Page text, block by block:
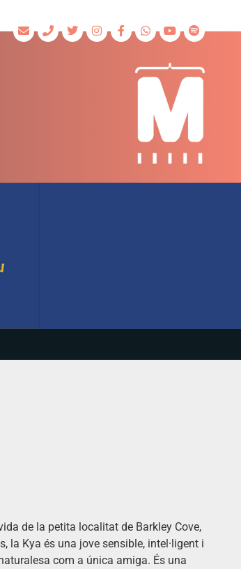
de la petita localitat de Barkley Cove,
la Kya és una jove sensible, intel·ligent i
com a única amiga. És una